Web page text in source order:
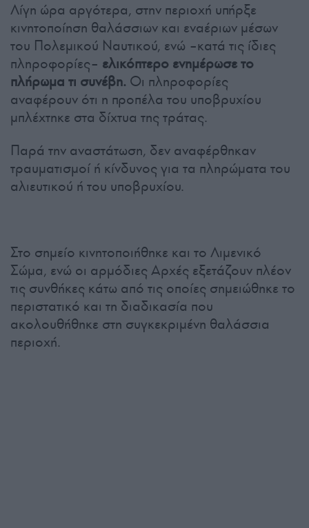
Λίγη ώρα αργότερα, στην περιοχή υπήρξε
κινητοποίηση θαλάσσιων και εναέριων μέσων
του Πολεμικού Ναυτικού, ενώ –κατά τις ίδιες
πληροφορίες– ελικόπτερο ενημέρωσε το
πλήρωμα τι συνέβη. Οι πληροφορίες
αναφέρουν ότι η προπέλα του υποβρυχίου
μπλέχτηκε στα δίχτυα της τράτας.
Παρά την αναστάτωση, δεν αναφέρθηκαν
τραυματισμοί ή κίνδυνος για τα πληρώματα του
αλιευτικού ή του υποβρυχίου.
Στο σημείο κινητοποιήθηκε και το Λιμενικό
Σώμα, ενώ οι αρμόδιες Αρχές εξετάζουν πλέον
τις συνθήκες κάτω από τις οποίες σημειώθηκε το
περιστατικό και τη διαδικασία που
ακολουθήθηκε στη συγκεκριμένη θαλάσσια
περιοχή.